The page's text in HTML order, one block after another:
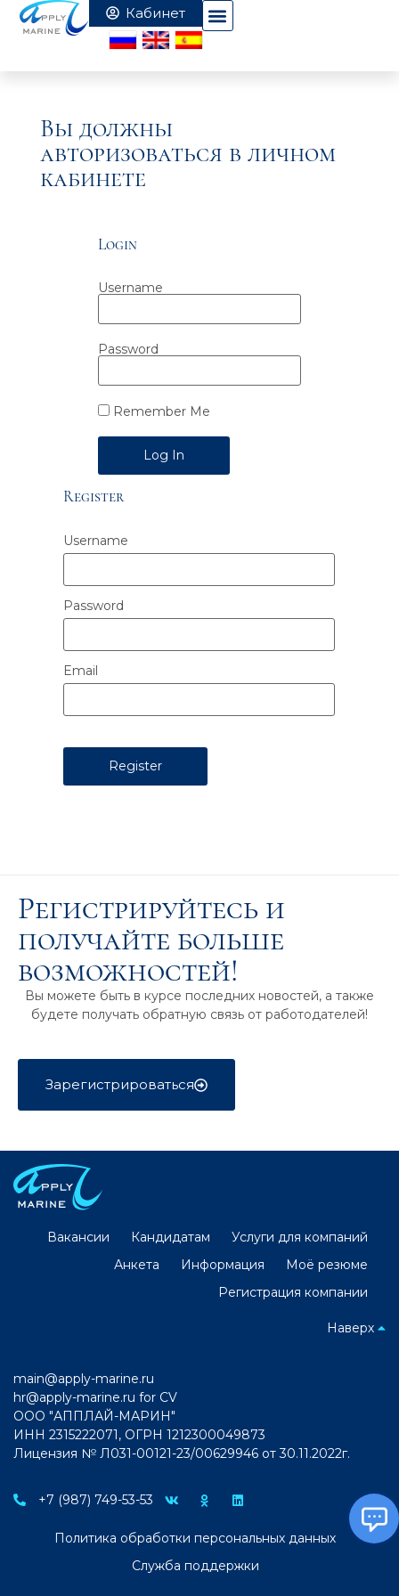
Вы должны
авторизоваться в личном
кабинете
Login
Username
Password
Remember Me
Alternative:
Register
Username
Password
Email
Регистрируйтесь и
получайте больше
возможностей!
Вы можете быть в курсе последних новостей, а также
будете получать обратную связь от работодателей!
Зарегистрироваться
Вакансии Кандидатам
Услуги для компаний
Анкета
Информация
Моё резюме
Регистрация компании
Наверх
main@apply-marine.ru
hr@apply-marine.ru for CV
ООО "АППЛАЙ-МАРИН"
ИНН 2315222071, ОГРН 1212300049873
Лицензия № Л031-00121-23/00629946 от 30.11.2022г.
+7 (987) 749-53-53
Политика обработки персональных данных
Служба поддержки